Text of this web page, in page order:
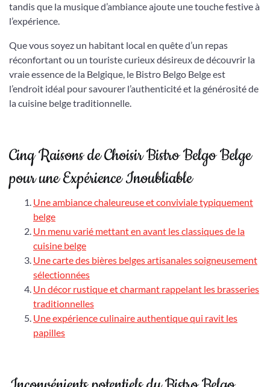
tandis que la musique d’ambiance ajoute une touche festive à
l’expérience.
Que vous soyez un habitant local en quête d’un repas
réconfortant ou un touriste curieux désireux de découvrir la
vraie essence de la Belgique, le Bistro Belgo Belge est
l’endroit idéal pour savourer l’authenticité et la générosité de
la cuisine belge traditionnelle.
Cinq Raisons de Choisir Bistro Belgo Belge
pour une Expérience Inoubliable
Une ambiance chaleureuse et conviviale typiquement
belge
Un menu varié mettant en avant les classiques de la
cuisine belge
Une carte des bières belges artisanales soigneusement
sélectionnées
Un décor rustique et charmant rappelant les brasseries
traditionnelles
Une expérience culinaire authentique qui ravit les
papilles